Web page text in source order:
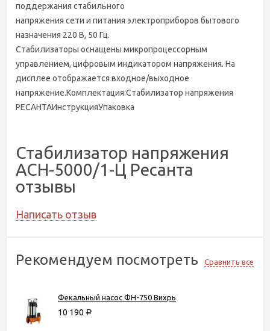
поддержания стабильного
напряжения сети и питания электроприборов бытового
назначения 220 В, 50 Гц.
Стабилизаторы оснащены микропроцессорным
управлением, цифровым индикатором напряжения. На
дисплее отображается входное/выходное
напряжение.Комплектация:Стабилизатор напряжения
РЕСАНТАИнструкцияУпаковка
Стабилизатор напряжения
АСН-5000/1-Ц Ресанта
отзывы
Написать отзыв
Рекомендуем посмотреть Сравнить все
Фекальный насос ФН-750 Вихрь
10 190 Р